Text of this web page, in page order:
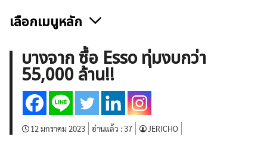
ค้นหา
สำหรับ:
เลือกเมนูหลัก
ข่าวฟอเร็กซ์และสกุลเงิน คริปโตเคอร์เรนซี
ฟรีซิกแนล รายวัน
บทวิเคราะห์
เศรษฐกิจทั่วไป
สินค้าโภคภัณฑ์
โบรกเกอร์ FX
โปรโมชั่น Forex
กองทุน Forex
ฟรี EA
บางจาก ซื้อ Esso ทุ่มงบกว่า
55,000 ล้าน!!
12 มกราคม 2023 อ่านแล้ว :37 JERICHO